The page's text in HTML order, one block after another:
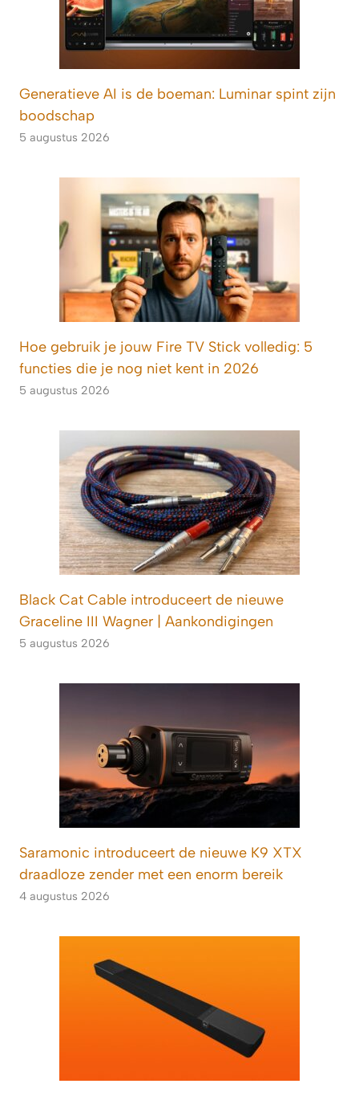
Generatieve AI is de boeman: Luminar spint zijn
boodschap
5 augustus 2026
Hoe gebruik je jouw Fire TV Stick volledig: 5
functies die je nog niet kent in 2026
5 augustus 2026
Black Cat Cable introduceert de nieuwe
Graceline III Wagner | Aankondigingen
5 augustus 2026
Saramonic introduceert de nieuwe K9 XTX
draadloze zender met een enorm bereik
4 augustus 2026